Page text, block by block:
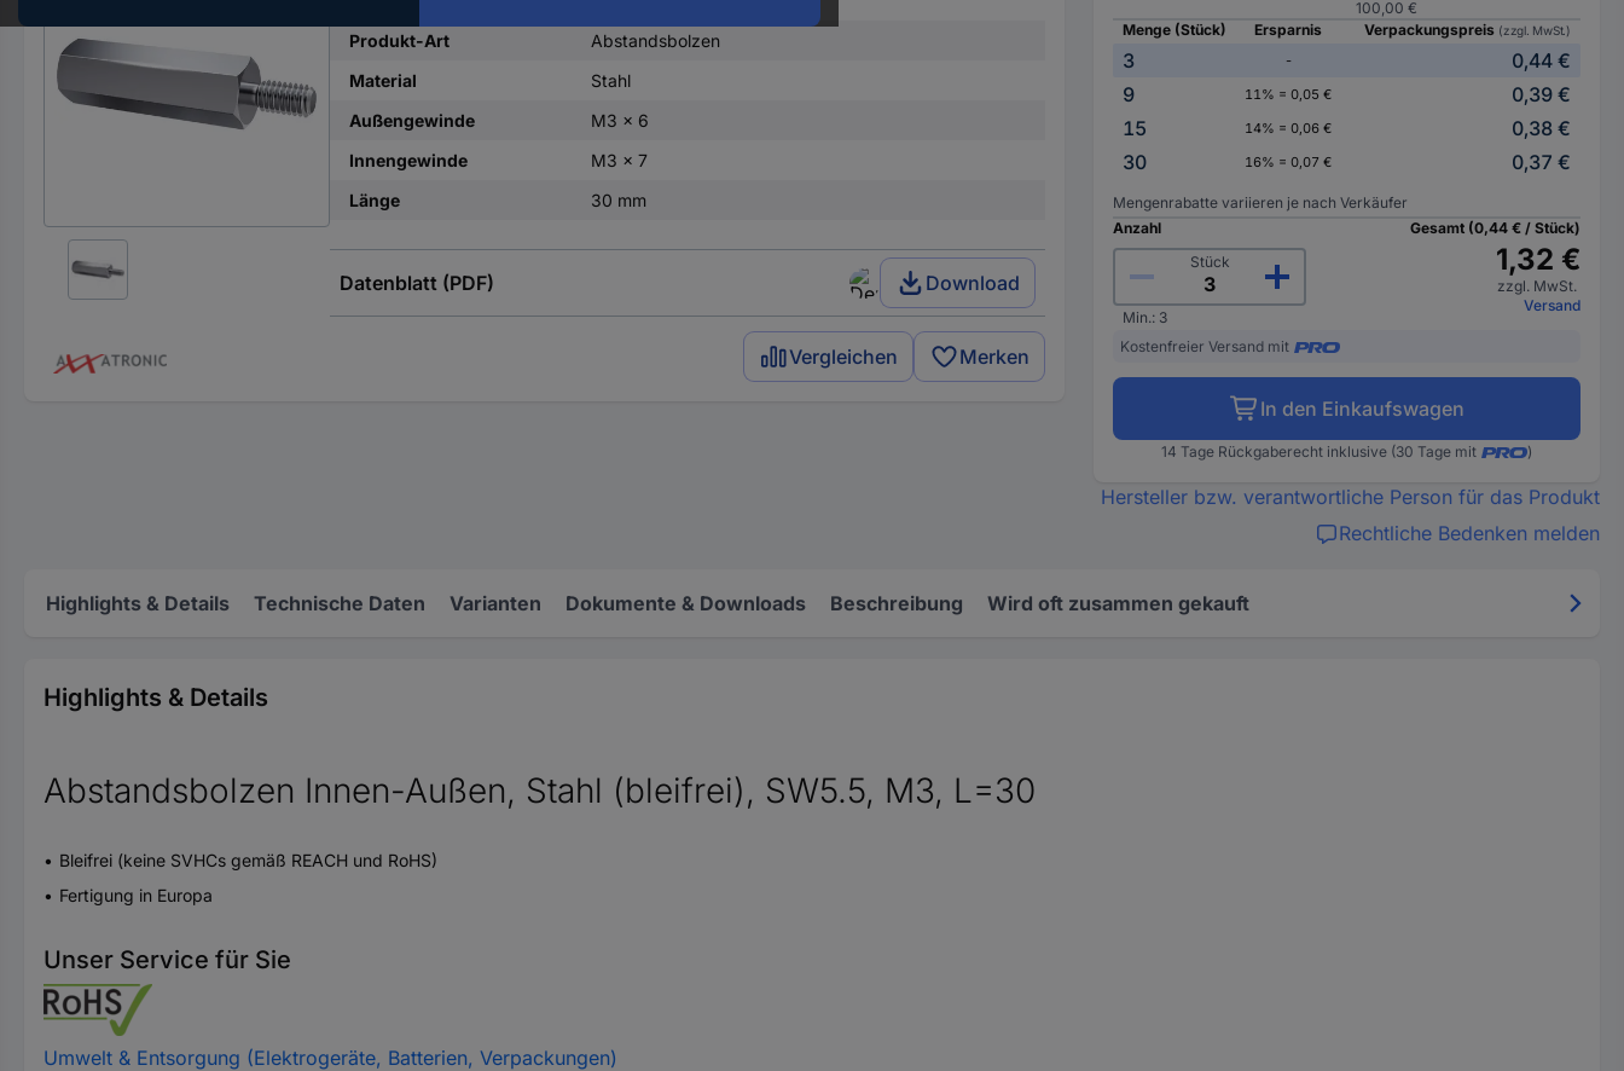
Teile-
Nr.
ein
Produkt-Art
Abstandsbolzen
Material
Stahl
Außengewinde
M3 x 6
Innengewinde
M3 x 7
Länge
30 mm
Datenblatt (PDF) Download
Vergleichen Merken
100,00 €
Menge (Stück)
Ersparnis Verpackungspreis (zzgl. MwSt.)
3 -
0,44 €
9
11% = 0,05 €
0,39 €
15
14% = 0,06 €
0,38 €
30
16% = 0,07 € 0,37 €
Mengenrabatte variieren je nach Verkäufer
Anzahl
Stück
Min.: 3
Gesamt (0,44 € / Stück)
1,32 €
zzgl. MwSt.
Versand
Kostenfreier Versand mit
In den Einkaufswagen
14 Tage Rückgaberecht inklusive (30 Tage mit )
Hersteller bzw. verantwortliche Person für das Produkt
Rechtliche Bedenken melden
Highlights & Details Technische Daten Varianten Dokumente & Downloads Beschreibung Wird oft zusammen gekauft
Highlights & Details
Abstandsbolzen Innen-Außen, Stahl (bleifrei), SW5.5, M3, L=30
Bleifrei (keine SVHCs gemäß REACH und RoHS)
Fertigung in Europa
Unser Service für Sie
Umwelt & Entsorgung (Elektrogeräte, Batterien, Verpackungen)